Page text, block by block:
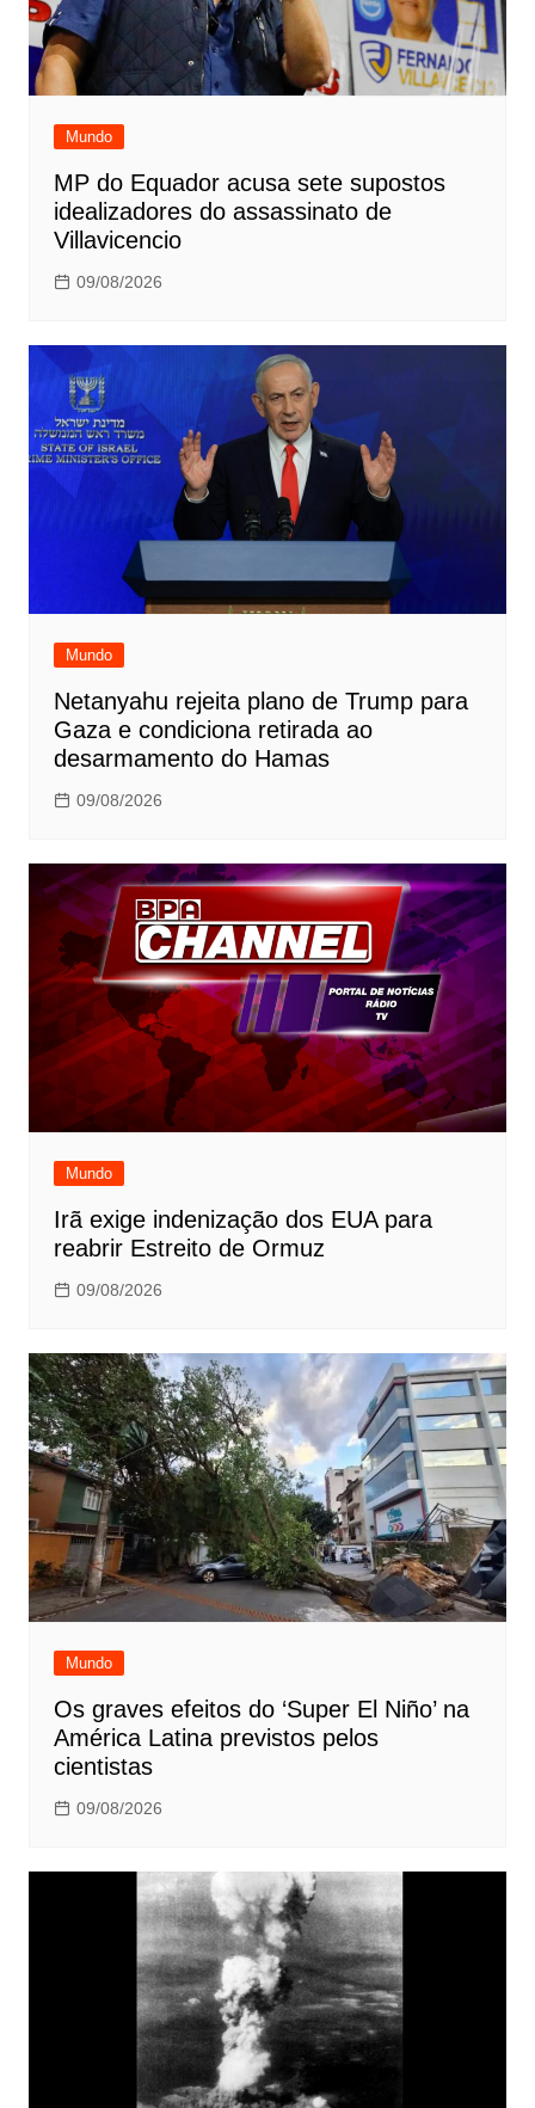
Mundo
MP do Equador acusa sete supostos
idealizadores do assassinato de
Villavicencio
09/08/2026
Mundo
Netanyahu rejeita plano de Trump para
Gaza e condiciona retirada ao
desarmamento do Hamas
09/08/2026
Mundo
Irã exige indenização dos EUA para
reabrir Estreito de Ormuz
09/08/2026
Mundo
Os graves efeitos do ‘Super El Niño’ na
América Latina previstos pelos
cientistas
09/08/2026